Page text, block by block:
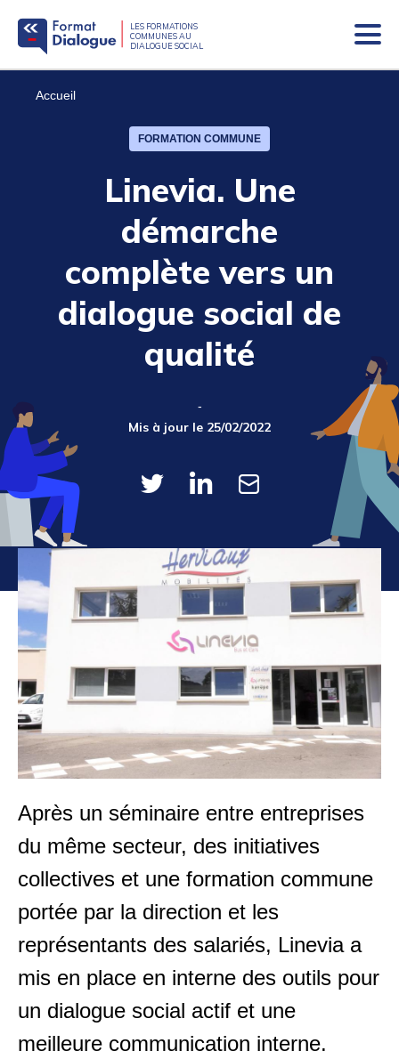
LES FORMATIONS
COMMUNES AU
DIALOGUE SOCIAL
sur
Fil
d'Ariane
Accueil
FORMATION COMMUNE
Linevia. Une
démarche
complète vers un
dialogue social de
qualité
Mis à jour le 25/02/2022
Après un séminaire entre entreprises
du même secteur, des initiatives
collectives et une formation commune
portée par la direction et les
représentants des salariés, Linevia a
mis en place en interne des outils pour
un dialogue social actif et une
meilleure communication interne.